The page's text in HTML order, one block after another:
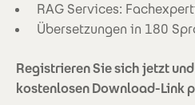
RAG Services:
Übersetzungen in 180
Registrieren Sie sich jetzt
kostenlosen Download-Link